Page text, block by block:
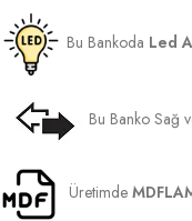
Bu Bankoda Led
Bu Banko Sağ
Üretimde